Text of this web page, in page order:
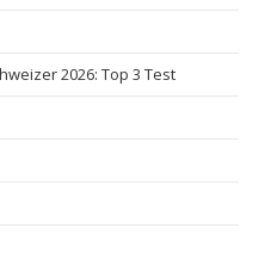
2026: Top 3 Test